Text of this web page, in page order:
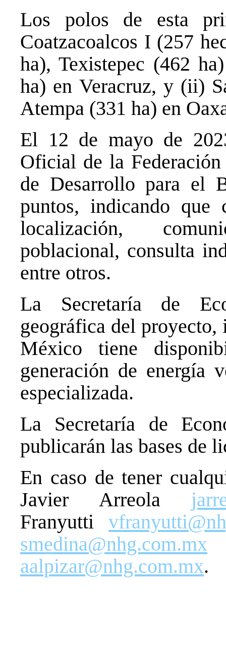
Los polos de esta
Coatzacoalcos I (257
ha), Texistepec (462
ha) en Veracruz, y (ii)
Atempa (331 ha) en
El 12 de mayo de
Oficial de la
de Desarrollo para el
puntos, indicando
localización,
poblacional, consulta
entre otros.
La Secretaría de
geográfica del proyecto,
México tiene
generación de energía
especializada.
La Secretaría de
publicarán las bases de
En caso de tener
Javier Arreola
Franyutti
smedina@nhg.com.mx
aalpizar@nhg.com.mx.